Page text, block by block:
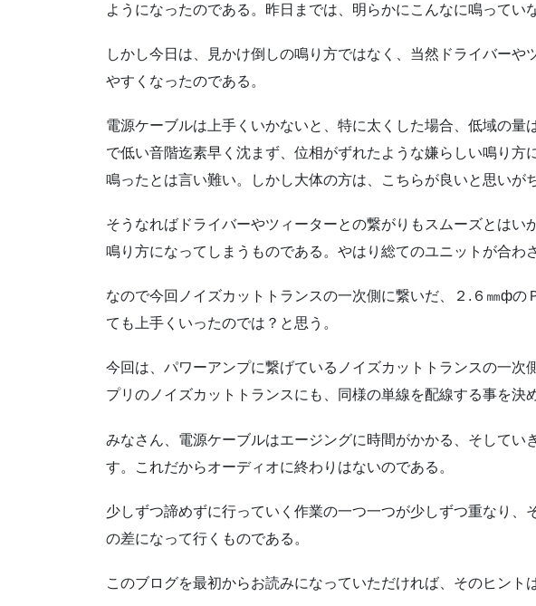
ようになったのである。昨日までは、明らかにこんなに鳴ってい
しかし今日は、見かけ倒しの鳴り方ではなく、当然ドライバーや
やすくなったのである。
電源ケーブルは上手くいかないと、特に太くした場合、低域の量
で低い音階迄素早く沈まず、位相がずれたような嫌らしい鳴り方
鳴ったとは言い難い。しかし大体の方は、こちらが良いと思いが
そうなればドライバーやツィーターとの繋がりもスムーズとはい
鳴り方になってしまうものである。やはり総てのユニットが合わ
なので今回ノイズカットトランスの一次側に繋いだ、２.６㎜фの
ても上手くいったのでは？と思う。
今回は、パワーアンプに繋げているノイズカットトランスの一次
プリのノイズカットトランスにも、同様の単線を配線する事を決
みなさん、電源ケーブルはエージングに時間がかかる、そしてい
す。これだからオーディオに終わりはないのである。
少しずつ諦めずに行っていく作業の一つ一つが少しずつ重なり、
の差になって行くものである。
このブログを最初からお読みになっていただければ、そのヒント